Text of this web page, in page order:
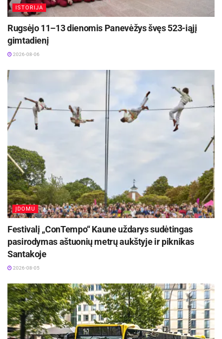
Netrukus Zarasuose – aktorinio meistriškumo
2026-08-08
ISTORIJA
Rugsėjo 11–13 dienomis Panevėžys švęs 523-iąjį
gimtadienį
2026-08-06
ĮDOMU
Festivalį „ConTempo“ Kaune uždarys sudėtingas
pasirodymas aštuonių metrų aukštyje ir piknikas
Santakoje
2026-08-05